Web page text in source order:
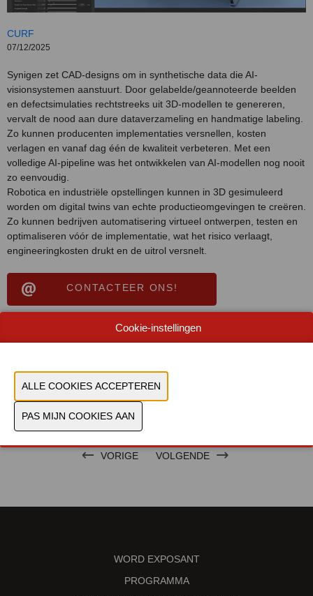
CURF
07/12/2025
Synigen zet CAD-designs om in synthetische data die AI-
visionsystemen aanstuurt. Door gelabelde/geannoteerde beelden
en defectsimulaties rechtstreeks uit 3D-modellen te genereren,
vervalt de nood aan dure dataverzameling en handmatige labeling.
Zo kunnen producenten implementaties versnellen, kosten
verlagen en vanaf dag één de kwaliteit verbeteren. Met een
volledige AI-pipeline was het ontwikkelen van AI-modellen nog nooit
zo eenvoudig.
Robotica en industriële opstellingen kunnen in 3D gesimuleerd
worden om digital twins van echte productieomgevingen te creëren.
Zo kunnen bedrijven automatisering virtueel ontwerpen, testen en
optimaliseren vóór de implementatie, wat het risico verlaagt,
engineeringkosten drukt en de uitrol versnelt.
CONTACTEER ONS!
VORIGE VOLGENDE
WORD EXPOSANT
PROGRAMMA
Cookie-instellingen